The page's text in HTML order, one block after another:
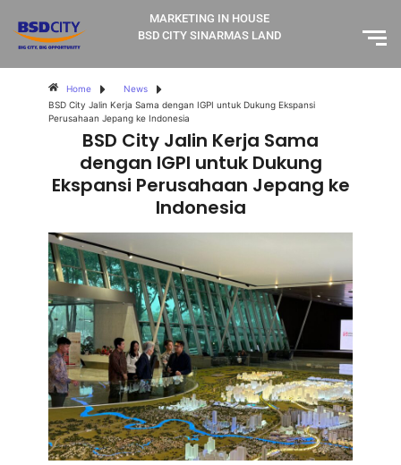
MARKETING IN HOUSE
BSD CITY SINARMAS LAND
Home
News
BSD City Jalin Kerja Sama dengan IGPI untuk Dukung Ekspansi
Perusahaan Jepang ke Indonesia
BSD City Jalin Kerja Sama
dengan IGPI untuk Dukung
Ekspansi Perusahaan Jepang ke
Indonesia